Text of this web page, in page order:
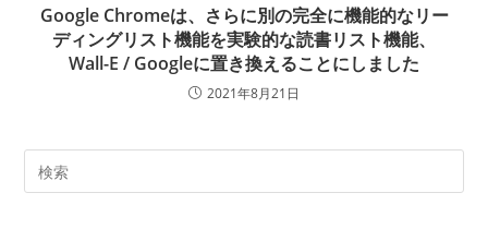
Google Chromeは、さらに別の完全に機能的なリー
ディングリスト機能を実験的な読書リスト機能、
Wall-E / Googleに置き換えることにしました
2021年8月21日